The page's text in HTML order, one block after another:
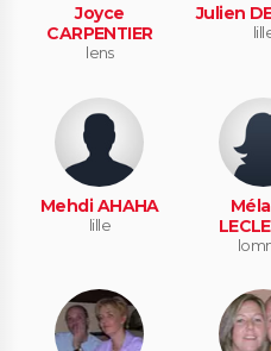
Joyce
CARPENTIER
lens
Julien
Mehdi AHAHA
lille